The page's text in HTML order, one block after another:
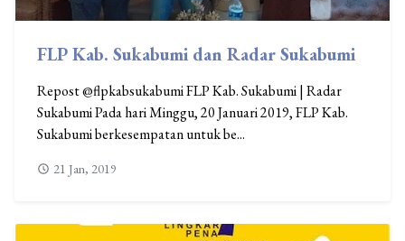
FLP Kab. Sukabumi dan Radar Sukabumi
Repost @flpkabsukabumi FLP Kab. Sukabumi | Radar
Sukabumi Pada hari Minggu, 20 Januari 2019, FLP Kab.
Sukabumi berkesempatan untuk be...
21 Jan, 2019